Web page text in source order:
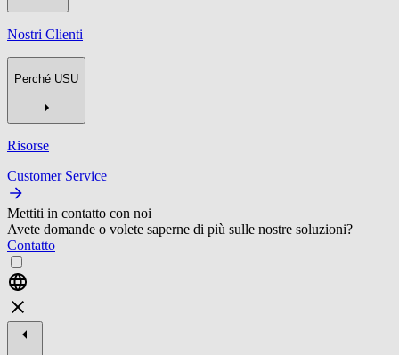
Nostri Clienti
Perché USU
Risorse
Customer Service
Mettiti in contatto con noi
Avete domande o volete saperne di più sulle nostre soluzioni?
Contatto